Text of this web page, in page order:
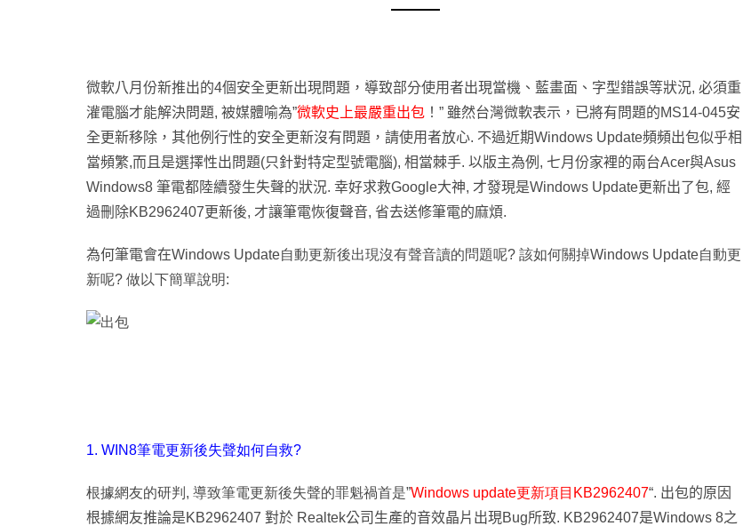
微軟八月份新推出的4個安全更新出現問題，導致部分使用者出現當機、藍畫面、字型錯誤等狀況, 必須重
灌電腦才能解決問題, 被媒體喻為”微軟史上最嚴重出包 ！ ” 雖然台灣微軟表示，已將有問題的MS14-045安
全更新移除，其他例行性的安全更新沒有問題，請使用者放心. 不過近期Windows Update頻頻出包似乎相
當頻繁,而且是選擇性出問題(只針對特定型號電腦), 相當棘手. 以版主為例 , 七月份家裡的兩台Acer與Asus
Windows8 筆電都陸續發生失聲的狀況. 幸好求救Google大神, 才發現是Windows Update更新出了包, 經
過刪除KB2962407更新後, 才讓筆電恢復聲音, 省去送修筆電的麻煩.
為何筆電會在Windows Update自動更新後出現沒有聲音讀的問題呢? 該如何關掉Windows Update自動更
新呢? 做以下簡單說明:
1. WIN8筆電更新後失聲如何自救?
根據網友的研判, 導致筆電更新後失聲的罪魁禍首是”Windows update更新項目 KB2962407“. 出包的原因
根據網友推論是KB2962407 對於 Realtek公司生產的音效晶片出現Bug所致. KB2962407是Windows 8之